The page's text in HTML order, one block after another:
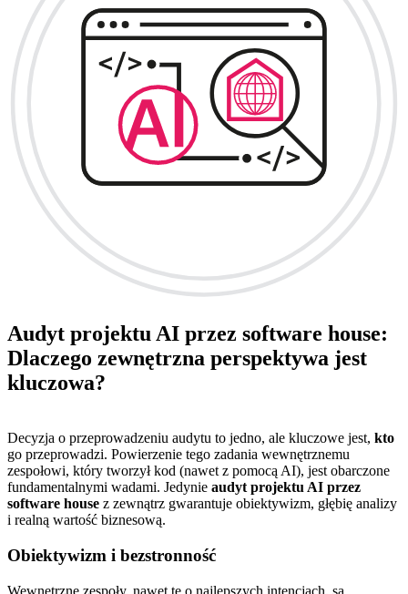
Audyt projektu AI przez software house:
Dlaczego zewnętrzna perspektywa jest
kluczowa?
Decyzja o przeprowadzeniu audytu to jedno, ale kluczowe jest, kto
go przeprowadzi. Powierzenie tego zadania wewnętrznemu
zespołowi, który tworzył kod (nawet z pomocą AI), jest obarczone
fundamentalnymi wadami. Jedynie audyt projektu AI przez
software house z zewnątrz gwarantuje obiektywizm, głębię analizy
i realną wartość biznesową.
Obiektywizm i bezstronność
Wewnętrzne zespoły, nawet te o najlepszych intencjach, są